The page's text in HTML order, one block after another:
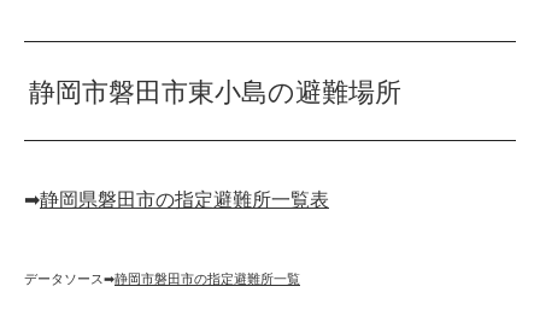
静岡市磐田市東小島の避難場所
➡︎静岡県磐田市の指定避難所一覧表
データソース➡︎静岡市磐田市の指定避難所一覧